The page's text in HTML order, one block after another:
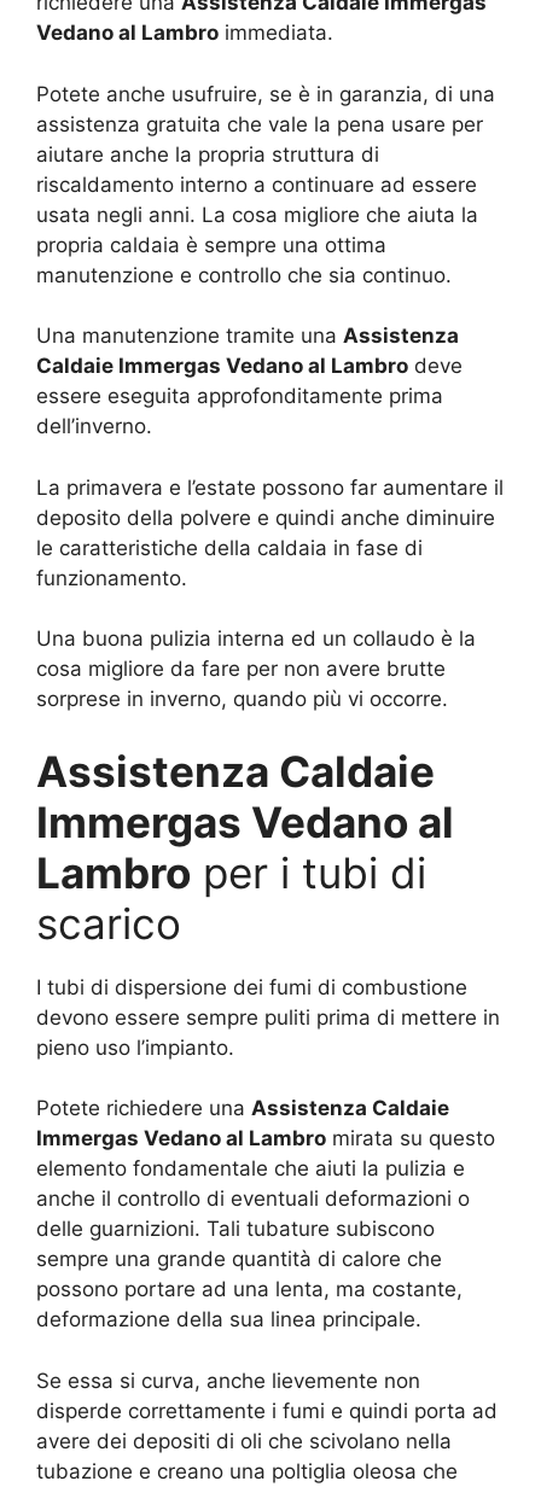
Vedano al Lambro immediata.
Potete anche usufruire, se è in garanzia, di una
assistenza gratuita che vale la pena usare per
aiutare anche la propria struttura di
riscaldamento interno a continuare ad essere
usata negli anni. La cosa migliore che aiuta la
propria caldaia è sempre una ottima
manutenzione e controllo che sia continuo.
Una manutenzione tramite una Assistenza
Caldaie Immergas Vedano al Lambro deve
essere eseguita approfonditamente prima
dell’inverno.
La primavera e l’estate possono far aumentare il
deposito della polvere e quindi anche diminuire
le caratteristiche della caldaia in fase di
funzionamento.
Una buona pulizia interna ed un collaudo è la
cosa migliore da fare per non avere brutte
sorprese in inverno, quando più vi occorre.
Assistenza Caldaie
Immergas Vedano al
Lambro per i tubi di
scarico
I tubi di dispersione dei fumi di combustione
devono essere sempre puliti prima di mettere in
pieno uso l’impianto.
Potete richiedere una Assistenza Caldaie
Immergas Vedano al Lambro mirata su questo
elemento fondamentale che aiuti la pulizia e
anche il controllo di eventuali deformazioni o
delle guarnizioni. Tali tubature subiscono
sempre una grande quantità di calore che
possono portare ad una lenta, ma costante,
deformazione della sua linea principale.
Se essa si curva, anche lievemente non
disperde correttamente i fumi e quindi porta ad
avere dei depositi di oli che scivolano nella
tubazione e creano una poltiglia oleosa che